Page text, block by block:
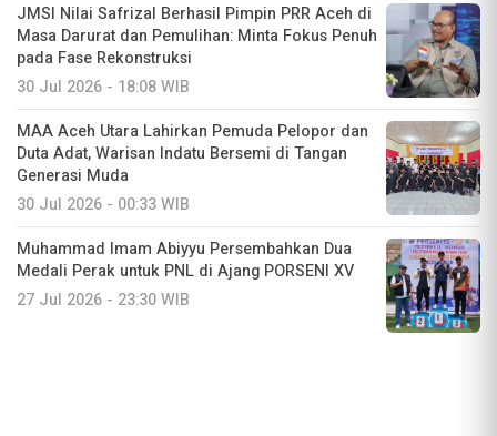
JMSI Nilai Safrizal Berhasil Pimpin PRR Aceh di
Masa Darurat dan Pemulihan: Minta Fokus Penuh
pada Fase Rekonstruksi
30 Jul 2026 - 18:08 WIB
MAA Aceh Utara Lahirkan Pemuda Pelopor dan
Duta Adat, Warisan Indatu Bersemi di Tangan
Generasi Muda
30 Jul 2026 - 00:33 WIB
Muhammad Imam Abiyyu Persembahkan Dua
Medali Perak untuk PNL di Ajang PORSENI XV
27 Jul 2026 - 23:30 WIB